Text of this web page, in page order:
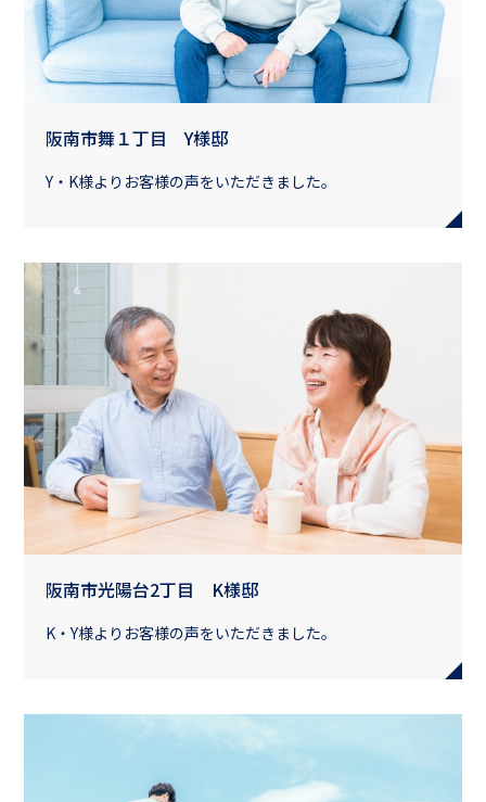
阪南市舞１丁目 Y様邸
Y・K様よりお客様の声をいただきました。
阪南市光陽台2丁目 K様邸
K・Y様よりお客様の声をいただきました。